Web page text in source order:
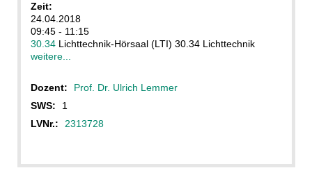
Zeit:
24.04.2018
09:45 - 11:15
30.34Lichttechnik-Hörsaal (LTI) 30.34 Lichttechnik
weitere...
Dozent:
Prof. Dr. Ulrich Lemmer
SWS:
1
LVNr.:
2313728